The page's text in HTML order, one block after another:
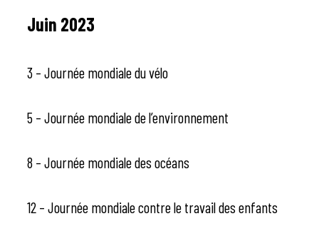
Juin 2023
3 – Journée mondiale du vélo
5 – Journée mondiale de l’environnement
8 – Journée mondiale des océans
12 – Journée mondiale contre le travail des enfants